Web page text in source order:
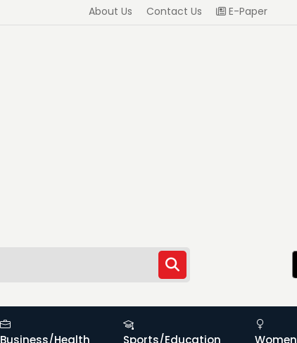
About Us Contact Us E-Paper
Business/Health Sports/Education Women